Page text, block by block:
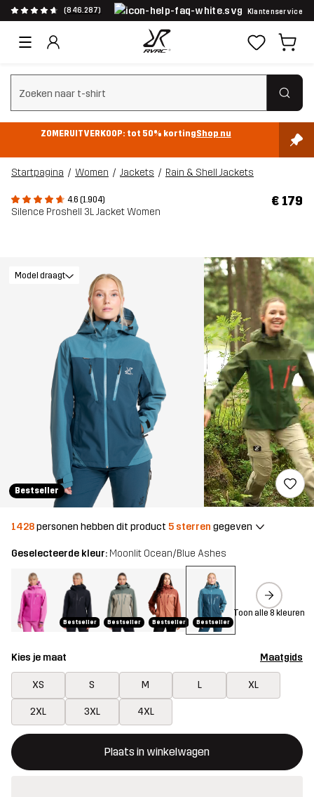
(846.287) Klantenservice
Zoeken wissen
ZOMERUITVERKOOP: tot 50% kortingShop nu
Startpagina Women Jackets Rain & Shell Jackets
4.6 (1.904)
Silence Proshell 3L Jacket Women
€ 179
Bestseller
Model draagt
1428personen hebben dit product 5 sterren gegeven
Geselecteerde kleur: Moonlit Ocean/Blue Ashes
Bestseller Bestseller Bestseller Bestseller
Toon alle 8 kleuren
Kies je maat Maatgids
XS S M L XL
2XL 3XL 4XL
Plaats in winkelwagen
Deze knop opent een modal met de bevestiging van een
{{size}} niet beschikbaar